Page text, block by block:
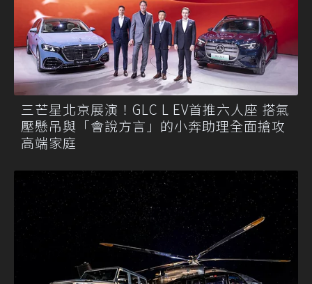
三芒星北京展演！GLC L EV首推六人座 搭氣
壓懸吊與「會說方言」的小奔助理全面搶攻
高端家庭